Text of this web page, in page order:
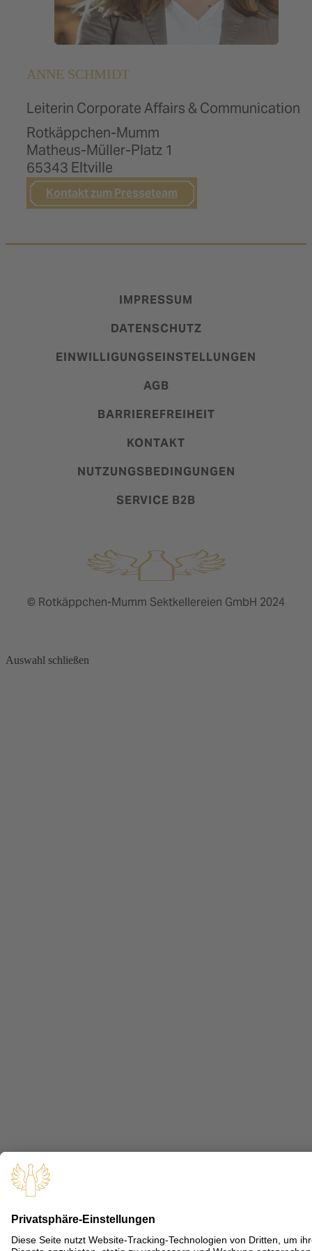
Mariacron
Nordbrand Nordhausen
Pfeffi
Reidemeister & Ulrichs
Ritmo de la Vida
Rotkäppchen
Sprizzero
ANNE SCHMIDT
Leiterin Corporate Affairs & Communication
Rotkäppchen-Mumm
Matheus-Müller-Platz 1
65343 Eltville
Kontakt zum Presseteam
IMPRESSUM
DATENSCHUTZ
EINWILLIGUNGSEINSTELLUNGEN
AGB
BARRIEREFREIHEIT
KONTAKT
NUTZUNGSBEDINGUNGEN
SERVICE B2B
© Rotkäppchen-Mumm Sektkellereien GmbH 2024
Auswahl schließen